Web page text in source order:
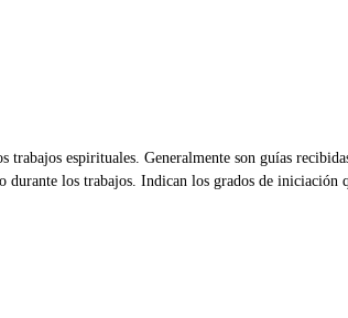
espirituales. Generalmente son guías
los trabajos. Indican los grados de iniciación